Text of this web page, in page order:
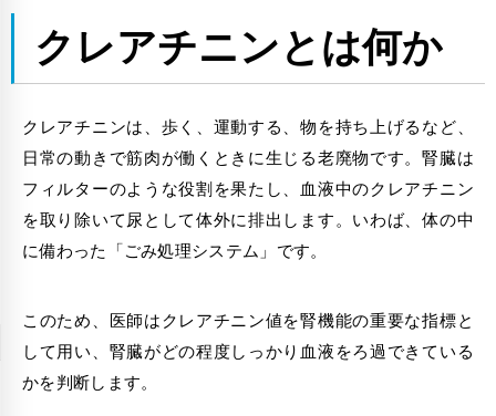
クレアチニンとは何か
クレアチニンは、歩く、運動する、物を持ち上げるなど、
日常の動きで筋肉が働くときに生じる老廃物です。腎臓は
フィルターのような役割を果たし、血液中のクレアチニン
を取り除いて尿として体外に排出します。いわば、体の中
に備わった「ごみ処理システム」です。
このため、医師はクレアチニン値を腎機能の重要な指標と
して用い、腎臓がどの程度しっかり血液をろ過できている
かを判断します。